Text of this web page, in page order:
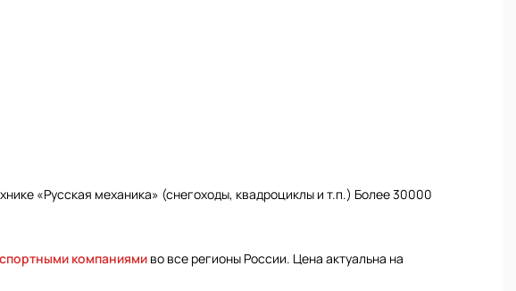
«Русская механика» (снегоходы, квадроциклы и т.п.) Более 30000
компаниями во все регионы России. Цена актуальна на